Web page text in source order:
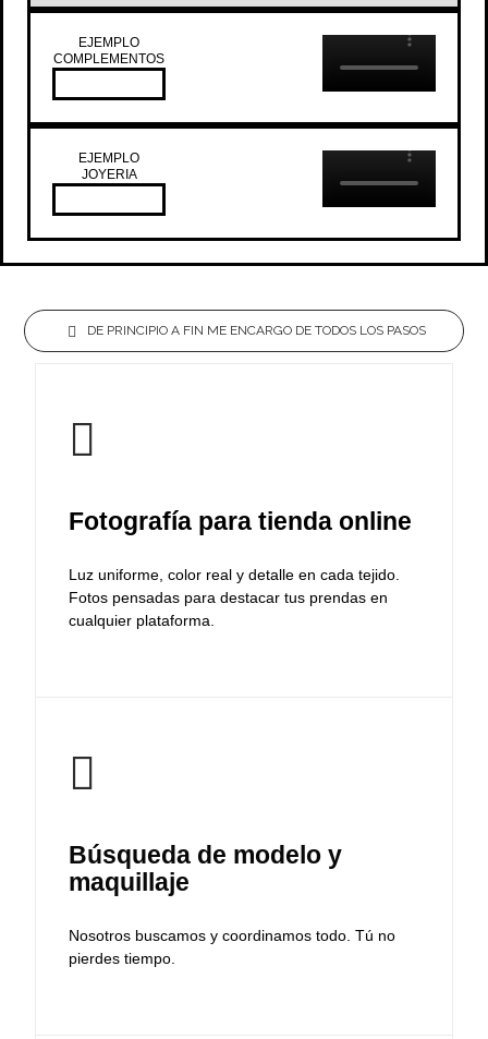
EJEMPLO
COMPLEMENTOS
EJEMPLO
JOYERIA
DE PRINCIPIO A FIN ME ENCARGO DE TODOS LOS PASOS
Fotografía para tienda online
Luz uniforme, color real y detalle en cada tejido.
Fotos pensadas para destacar tus prendas en
cualquier plataforma.
Búsqueda de modelo y
maquillaje
Nosotros buscamos y coordinamos todo. Tú no
pierdes tiempo.